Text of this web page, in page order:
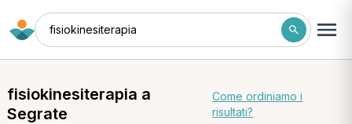
fisiokinesiterapia
fisiokinesiterapia a
Segrate
Come ordiniamo i
risultati?